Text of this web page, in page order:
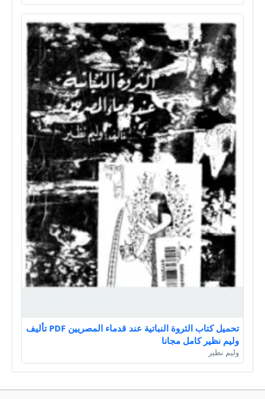
تحميل كتاب الثروة النباتية عند قدماء المصريين PDF تأليف
وليم نظير كامل مجانا
وليم نظير